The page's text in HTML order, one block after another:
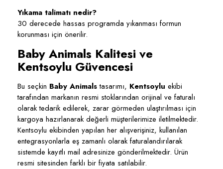
Yıkama talimatı nedir?
30 derecede hassas programda yıkanması formun
korunması için önerilir.
Baby Animals Kalitesi ve
Kentsoylu Güvencesi
Bu seçkin Baby Animalstasarımı, Kentsoylu ekibi
tarafından markanın resmi stoklarından orijinal ve faturalı
olarak tedarik edilerek, zarar görmeden ulaştırılması için
kargoya hazırlanarak değerli müşterilerimize iletilmektedir.
Kentsoylu ekibinden yapılan her alışverişiniz, kullanılan
entegrasyonlarla eş zamanlı olarak faturalandırılarak
sistemde kayıtlı mail adresinize gönderilmektedir. Ürün
resmi sitesinden farklı bir fiyata satılabilir.